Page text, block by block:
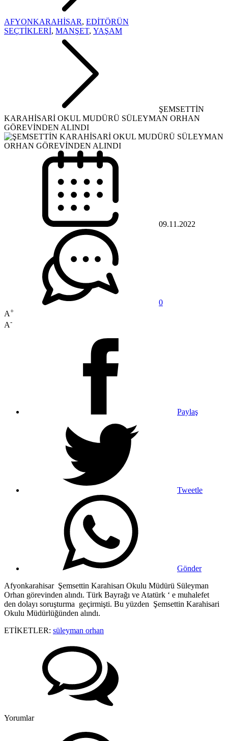
AFYONKARAHİSAR, EDİTÖRÜN
SEÇTİKLERİ, MANŞET, YAŞAM
ŞEMSETTİN
KARAHİSARİ OKUL MUDÜRÜ SÜLEYMAN ORHAN
GÖREVİNDEN ALINDI
09.11.2022
0
A+
A-
Paylaş
Tweetle
Gönder
Afyonkarahisar Şemsettin Karahisarı Okulu Müdürü Süleyman
Orhan görevinden alındı. Türk Bayrağı ve Atatürk ‘ e muhalefet
den dolayı soruşturma geçirmişti. Bu yüzden Şemsettin Karahisari
Okulu Müdürlüğünden alındı.
ETİKETLER: süleyman orhan
Yorumlar